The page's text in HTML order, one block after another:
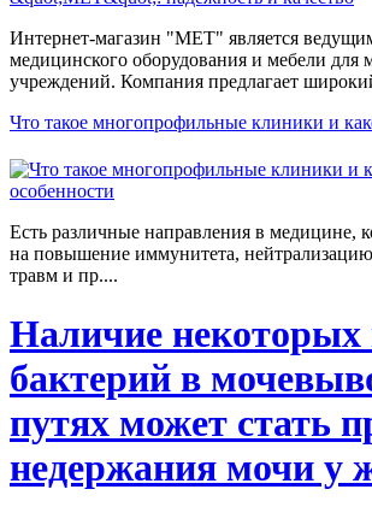
Интернет-магазин "МЕТ" является
медицинского оборудования и мебели для
учреждений. Компания предлагает
Что такое многопрофильные клиники и
Есть различные направления в медицине,
на повышение иммунитета,
травм и пр....
Наличие некоторых
бактерий в
путях может стать
недержания мочи у